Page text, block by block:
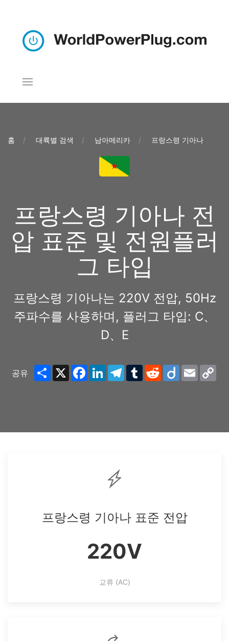
홈 대륙별 검색 남아메리카 프랑스령 기아나
프랑스령 기아나 전
압 표준 및 전원플러
그 타입
프랑스령 기아나는 220V 전압, 50Hz
주파수를 사용하며, 플러그 타입: C、
D、E
공유 ShareX Facebook
LinkedInTelegram
TumblrRedditDiigo Email
프랑스령 기아나 표준 전압
220V
교류 (AC)